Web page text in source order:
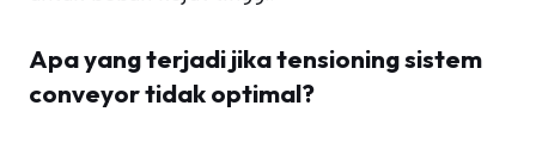
Apa yang terjadi jika tensioning sistem
conveyor tidak optimal?